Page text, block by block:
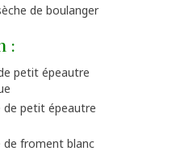
de boulanger
:
petit épeautre
de petit épeautre
de froment blanc